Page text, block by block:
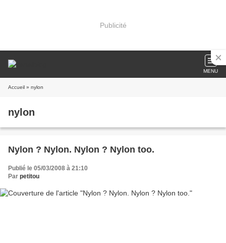
Publicité
MENU
Accueil » nylon
nylon
Nylon ? Nylon. Nylon ? Nylon too.
Publié le 05/03/2008 à 21:10
Par petitou